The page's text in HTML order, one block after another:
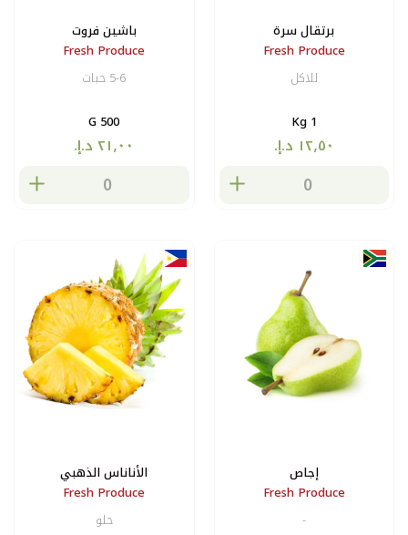
برتقال سرة
Fresh Produce
للاكل
1 Kg
باشين فروت
Fresh Produce
5-6 حبات
500 G
إجاص
Fresh Produce
-
الأناناس الذهبي
Fresh Produce
حلو